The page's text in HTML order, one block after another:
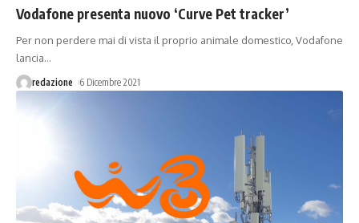
Vodafone presenta nuovo ‘Curve Pet tracker’
Per non perdere mai di vista il proprio animale domestico, Vodafone
lancia…
redazione 6 Dicembre 2021